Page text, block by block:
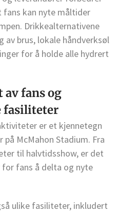
fans kan nyte måltider
Drikkealternativene
av brus, lokale håndverksøl
for å holde alle hydrert
av fans og
fasiliteter
er et kjennetegn
McMahon Stadium. Fra
til halvtidsshow, er det
fans å delta og nyte
ulike fasiliteter, inkludert